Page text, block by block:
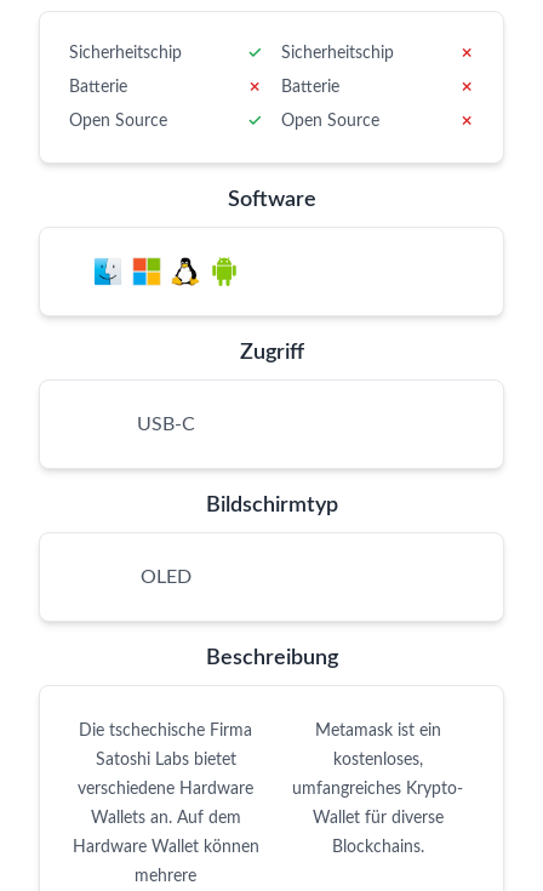
Sicherheitschip
✓
Batterie
✗
Open Source
✓
Sicherheitschip
✗
Batterie
✗
Open Source
✗
Software
Zugriff
USB-C
Bildschirmtyp
OLED
Beschreibung
Die tschechische Firma
Satoshi Labs bietet
verschiedene Hardware
Wallets an. Auf dem
Hardware Wallet können
mehrere
Metamask ist ein
kostenloses,
umfangreiches Krypto-
Wallet für diverse
Blockchains.